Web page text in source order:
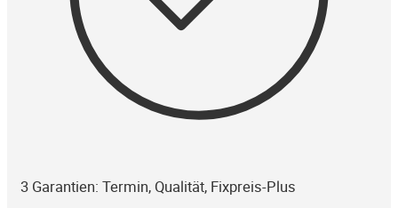
3 Garantien: Termin, Qualität, Fixpreis-Plus